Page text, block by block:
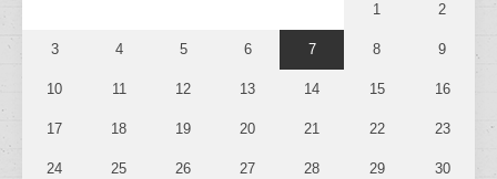
1 2
3 4 5 6 7 8 9
10 11 12 13 14 15 16
17 18 19 20 21 22 23
24 25 26 27 28 29 30